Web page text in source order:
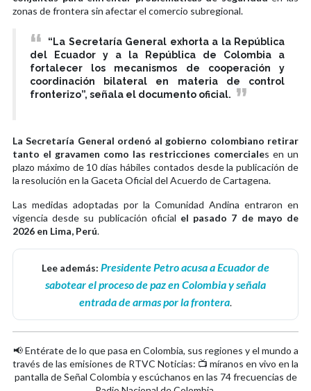
zonas de frontera sin afectar el comercio subregional.
“La Secretaría General exhorta a la República
del Ecuador y a la República de Colombia a
fortalecer los mecanismos de cooperación y
coordinación bilateral en materia de control
fronterizo”, señala el documento oficial.
La Secretaría General ordenó al gobierno colombiano retirar
tanto el gravamen como las restricciones comerciales en un
plazo máximo de 10 días hábiles contados desde la publicación de
la resolución en la Gaceta Oficial del Acuerdo de Cartagena.
Las medidas adoptadas por la Comunidad Andina entraron en
vigencia desde su publicación oficial el pasado 7 de mayo de
2026 en Lima, Perú.
Lee además: Presidente Petro acusa a Ecuador de
sabotear el proceso de paz en Colombia y señala
entrada de armas por la frontera.
📢 Entérate de lo que pasa en Colombia, sus regiones y el mundo a
través de las emisiones de RTVC Noticias: 📺 míranos en vivo en la
pantalla de Señal Colombia y escúchanos en las 74 frecuencias de